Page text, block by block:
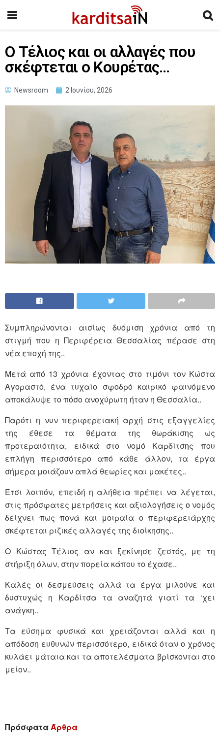
Ο Τέλιος και οι αλλαγές που
σκέφτεται ο Κουρέτας…
Newsroom 2 Ιουνίου, 2026
Συμπληρώνονται αισίως δυόμιση χρόνια από τη
στιγμή που η Περιφέρεια Θεσσαλίας πέρασε στη
νέα εποχή της..
Μετά από 13 χρόνια έχοντας στο τιμόνι τον Κώστα
Αγοραστό, ένα τυχαίο σφοδρό καιρικό φαινόμενο
αποκάλυψε το πόσο ανοχύρωτη ήταν η Θεσσαλία..
Παρότι η νυν περιφερειακή αρχή στις εξαγγελίες
της έθεσε τα θέματα της θωράκισης ως
προτεραιότητα, ειδικά στο νομό Καρδίτσης που
επλήγη περισσότερο από κάθε άλλον, τα έργα
σήμερα μοιάζουν απλά θεωρίες και μακέτες..
Έτσι λοιπόν, επειδή η αλήθεια πρέπει να λέγεται,
στις πρόσφατες μετρήσεις και αξιολογήσεις ο νομός
δείχνει πως πονά και μοιραία ο περιφερειάρχης
σκέφτεται ριζικές αλλαγές της διοίκησης..
Ο Κώστας Τέλιος αν και ξεκίνησε ζεστός, με τη
στήριξη όλων, στην πορεία κάπου το έχασε..
Καλές οι δεσμεύσεις αλλά τα έργα μιλούνε και
δυστυχώς η Καρδίτσα τα αναζητά γιατί τα ‘χει
ανάγκη..
Τα εύσημα φυσικά και χρειάζονται αλλά και η
απόδοση ευθυνών περισσότερο, ειδικά όταν ο χρόνος
κυλάει μάταια και τα αποτελέσματα βρίσκονται στο
μείον..
ΠρόσφαταΆρθρα